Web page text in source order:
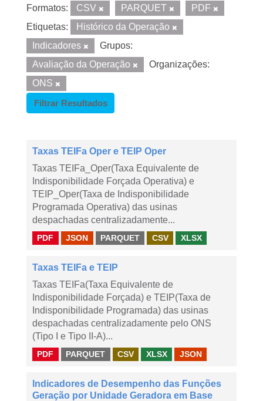
Formatos: CSV PARQUET
PDF
Etiquetas:
Histórico da Operação
Indicadores
Grupos:
Avaliação da Operação
Organizações:
ONS
Filtrar Resultados
Taxas TEIFa Oper e TEIP Oper
Taxas TEIFa_Oper(Taxa Equivalente de
Indisponibilidade Forçada Operativa) e
TEIP_Oper(Taxa de Indisponibilidade
Programada Operativa) das usinas
despachadas centralizadamente...
PDF JSON PARQUET CSV XLSX
Taxas TEIFa e TEIP
Taxas TEIFa(Taxa Equivalente de
Indisponibilidade Forçada) e TEIP(Taxa de
Indisponibilidade Programada) das usinas
despachadas centralizadamente pelo ONS
(Tipo I e Tipo II-A)...
PDF PARQUET CSV XLSX JSON
Indicadores de Desempenho das Funções
Geração por Unidade Geradora em Base